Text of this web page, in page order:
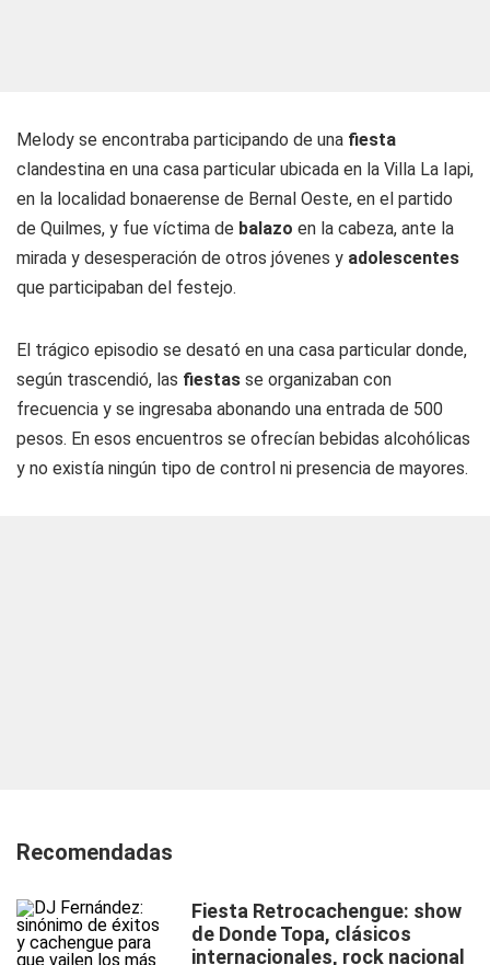
Melody se encontraba participando de una fiesta
clandestina en una casa particular ubicada en la Villa La Iapi,
en la localidad bonaerense de Bernal Oeste, en el partido
de Quilmes, y fue víctima de balazo en la cabeza, ante la
mirada y desesperación de otros jóvenes y adolescentes
que participaban del festejo.
El trágico episodio se desató en una casa particular donde,
según trascendió, las fiestas se organizaban con
frecuencia y se ingresaba abonando una entrada de 500
pesos. En esos encuentros se ofrecían bebidas alcohólicas
y no existía ningún tipo de control ni presencia de mayores.
Recomendadas
Fiesta Retrocachengue: show
de Donde Topa, clásicos
internacionales, rock nacional